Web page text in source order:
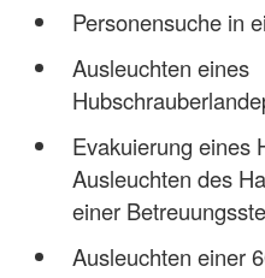
Personensuche in
Ausleuchten eines
Evakuierung eines
Ausleuchten des
einer
Ausleuchten einer